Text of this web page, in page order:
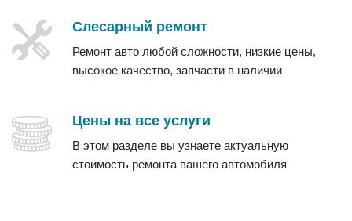
Слесарный ремонт
Ремонт авто любой сложности, низкие цены,
высокое качество, запчасти в наличии
Цены на все услуги
В этом разделе вы узнаете актуальную
стоимость ремонта вашего автомобиля